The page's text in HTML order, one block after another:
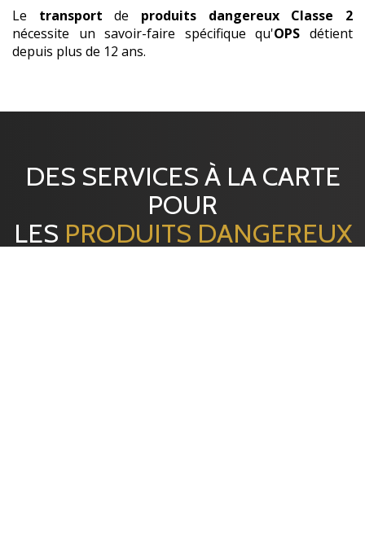
Le transport de produits dangereux
Classe 2
nécessite un savoir-faire spécifique qu'OPS détient
depuis plus de 12 ans.
DES SERVICES À LA CARTE
POUR
LES PRODUITS DANGEREUX